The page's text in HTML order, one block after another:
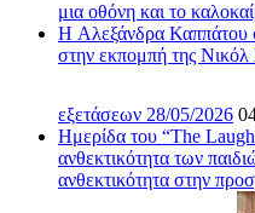
μια οθόνη και το
H Αλεξάνδρα Καππάτου
στην εκπομπή της
εξετάσεων 28/05/2026
Ημερίδα του “The
ανθεκτικότητα των
ανθεκτικότητα στην